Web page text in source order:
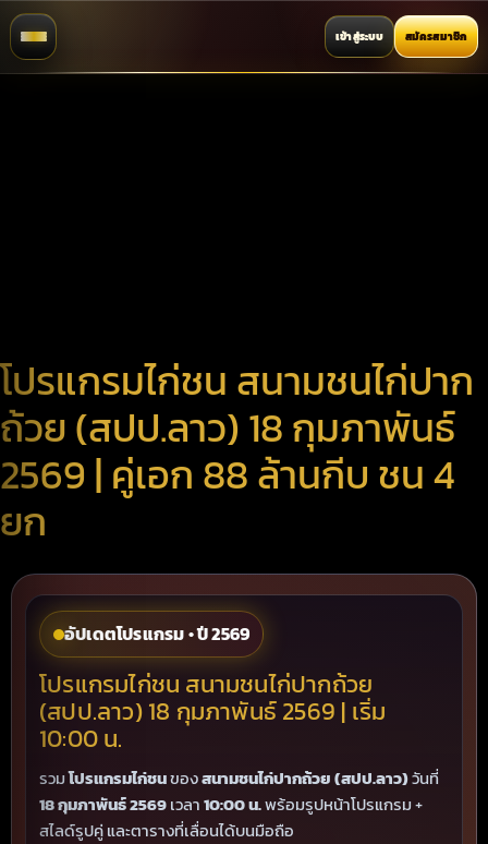
เข้าสู่ระบบ สมัครสมาชิก
โปรแกรมไก่ชน สนามชนไก่ปาก
ถ้วย (สปป.ลาว) 18 กุมภาพันธ์
2569 | คู่เอก 88 ล้านกีบ ชน 4
ยก
อัปเดตโปรแกรม • ปี 2569
โปรแกรมไก่ชน สนามชนไก่ปากถ้วย
(สปป.ลาว) 18 กุมภาพันธ์ 2569 | เริ่ม
10:00 น.
รวมโปรแกรมไก่ชนของสนามชนไก่ปากถ้วย (สปป.ลาว)วันที่
18 กุมภาพันธ์ 2569เวลา10:00 น.พร้อมรูปหน้าโปรแกรม +
สไลด์รูปคู่ และตารางที่เลื่อนได้บนมือถือ